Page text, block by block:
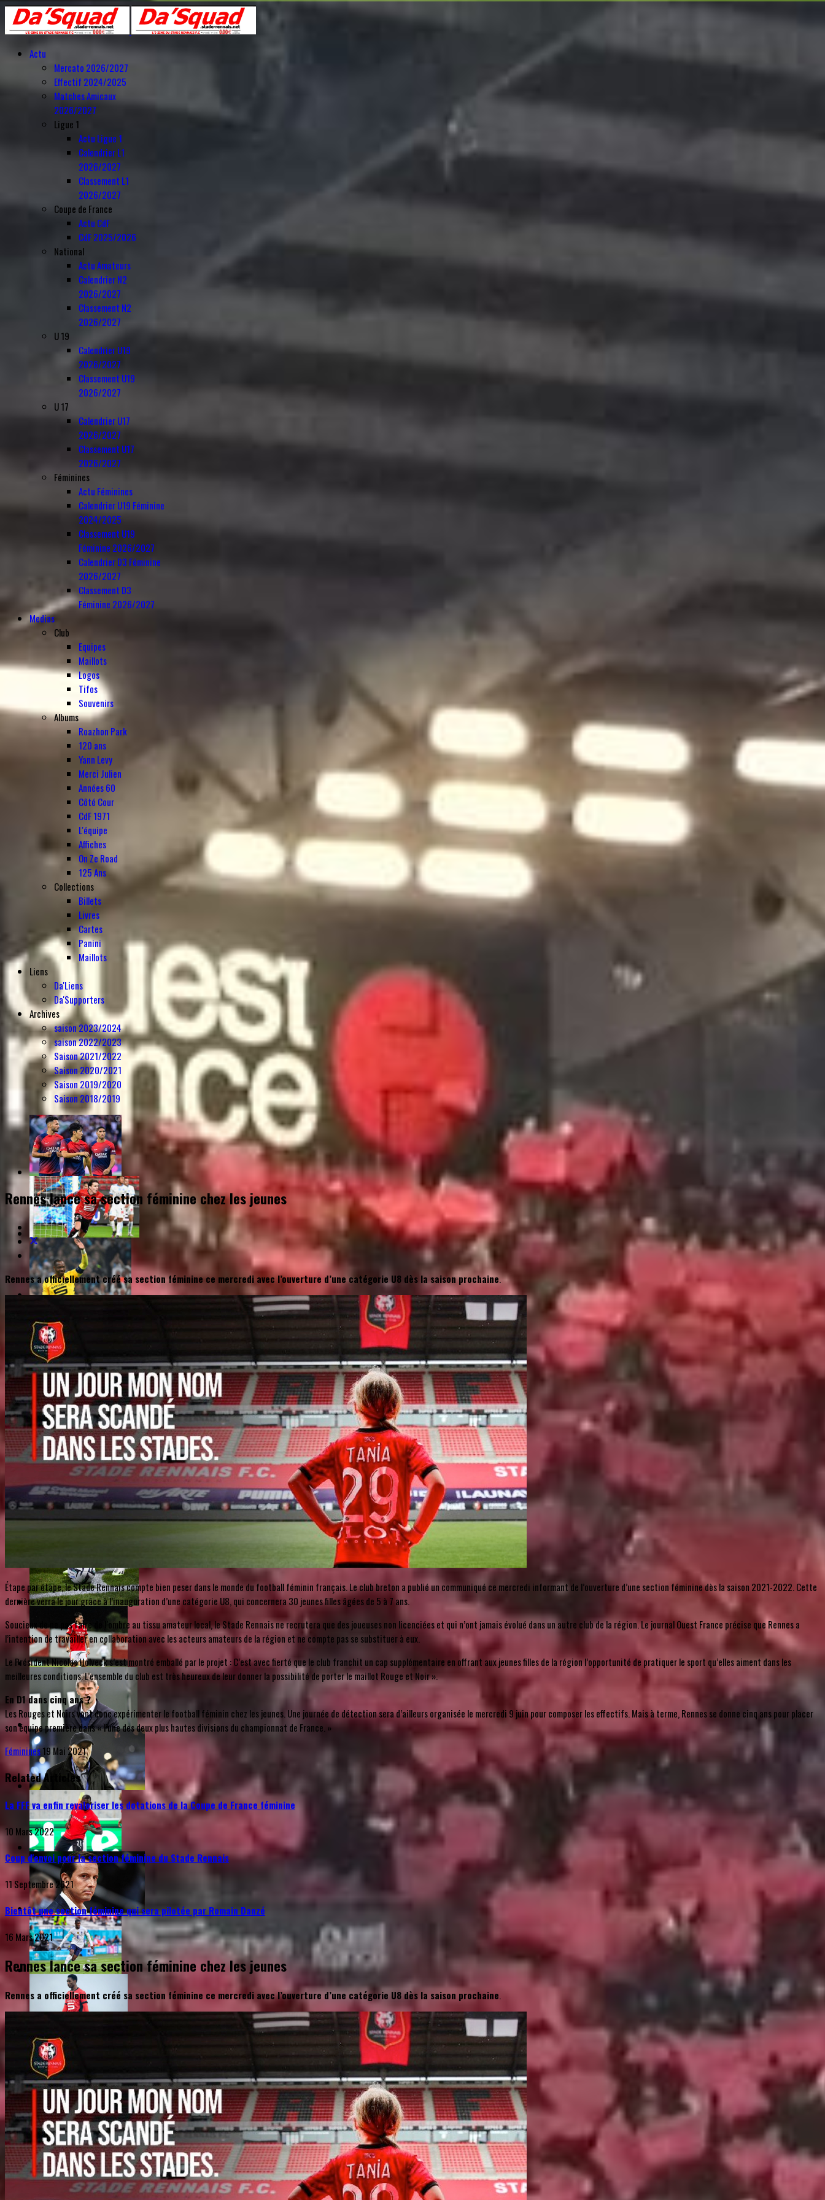
Actu
Mercato 2026/2027
Effectif 2024/2025
Matches Amicaux
2026/2027
Ligue 1
Actu Ligue 1
Calendrier L1
2026/2027
Classement L1
2026/2027
Coupe de France
Actu CdF
CdF 2025/2026
National
Actu Amateurs
Calendrier N2
2026/2027
Classement N2
2026/2027
U 19
Calendrier U19
2026/2027
Classement U19
2026/2027
U 17
Calendrier U17
2026/2027
Classement U17
2026/2027
Féminines
Actu Féminines
Calendrier U19 Féminine
2024/2025
Classement U19
Féminine 2026/2027
Calendrier D3 Féminine
2026/2027
Classement D3
Féminine 2026/2027
Medias
Club
Equipes
Maillots
Logos
Tifos
Souvenirs
Albums
Roazhon Park
120 ans
Yann Levy
Merci Julien
Années 60
Côté Cour
CdF 1971
L'équipe
Affiches
On Ze Road
125 Ans
Collections
Billets
Livres
Cartes
Panini
Maillots
Liens
Da'Liens
Da'Supporters
Archives
saison 2023/2024
saison 2022/2023
Saison 2021/2022
Saison 2020/2021
Saison 2019/2020
Saison 2018/2019
Rennes lance sa section féminine chez les jeunes
Rennes a officiellement créé sa section féminine ce mercredi avec l’ouverture d’une catégorie U8 dès la saison prochaine.
Étape par étape, le Stade Rennais compte bien peser dans le monde du football féminin français. Le club breton a publié un communiqué ce mercredi informant de l’ouverture d’une section féminine dès la saison 2021-2022. Cette
dernière verra le jour grâce à l’inauguration d’une catégorie U8, qui concernera 30 jeunes filles âgées de 5 à 7 ans.
Soucieux de ne pas faire de l’ombre au tissu amateur local, le Stade Rennais ne recrutera que des joueuses non licenciées et qui n’ont jamais évolué dans un autre club de la région. Le journal Ouest France précise que Rennes a
l’intention de travailler en collaboration avec les acteurs amateurs de la région et ne compte pas se substituer à eux.
Le Président Nicolas Holveck s’est montré emballé par le projet : C’est avec fierté que le club franchit un cap supplémentaire en offrant aux jeunes filles de la région l’opportunité de pratiquer le sport qu’elles aiment dans les
meilleures conditions. L’ensemble du club est très heureux de leur donner la possibilité de porter le maillot Rouge et Noir ».
En D1 dans cinq ans ?
Les Rouges et Noirs vont donc expérimenter le football féminin chez les jeunes. Une journée de détection sera d’ailleurs organisée le mercredi 9 juin pour composer les effectifs. Mais à terme, Rennes se donne cinq ans pour placer
son équipe première dans « l’une des deux plus hautes divisions du championnat de France. »
Féminines19 Mai 2021
Related Articles
La FFF va enfin revaloriser les dotations de la Coupe de France féminine
10 Mars 2022
Coup d'envoi pour la section féminine du Stade Rennais
11 Septembre 2021
Bientôt une section féminine qui sera pilotée par Romain Danzé
16 Mars 2021
Rennes lance sa section féminine chez les jeunes
Rennes a officiellement créé sa section féminine ce mercredi avec l’ouverture d’une catégorie U8 dès la saison prochaine.